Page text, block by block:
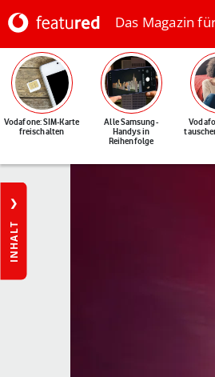
Das Magazin
Vodafone: SIM-Karte
freischalten
Alle Samsung-
Handys in
Reihenfolge
INHALT